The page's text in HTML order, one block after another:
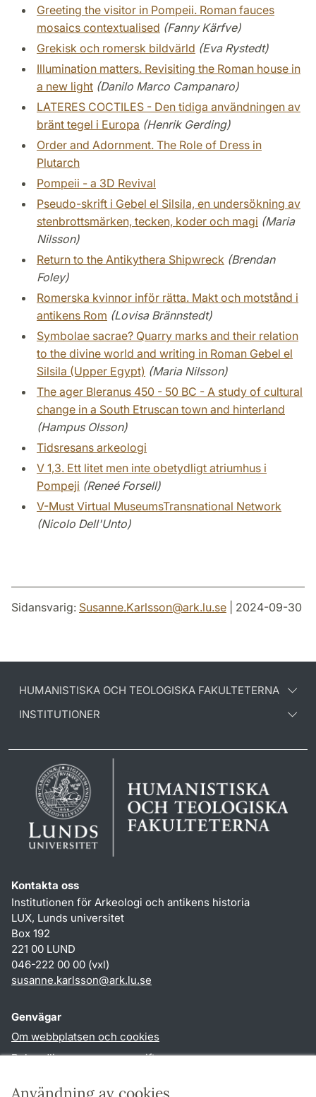
Användning av cookies
Greeting the visitor in Pompeii. Roman fauces
mosaics contextualised (Fanny Kärfve)
Grekisk och romersk bildvärld (Eva Rystedt)
Illumination matters. Revisiting the Roman house in
a new light (Danilo Marco Campanaro)
LATERES COCTILES - Den tidiga användningen av
bränt tegel i Europa (Henrik Gerding)
Order and Adornment. The Role of Dress in
Plutarch
Pompeii - a 3D Revival
Pseudo-skrift i Gebel el Silsila, en undersökning av
stenbrottsmärken, tecken, koder och magi (Maria
Nilsson)
Return to the Antikythera Shipwreck (Brendan
Foley)
Romerska kvinnor inför rätta. Makt och motstånd i
antikens Rom (Lovisa Brännstedt)
Symbolae sacrae? Quarry marks and their relation
to the divine world and writing in Roman Gebel el
Silsila (Upper Egypt) (Maria Nilsson)
The ager Bleranus 450 - 50 BC - A study of cultural
change in a South Etruscan town and hinterland
(Hampus Olsson)
Tidsresans arkeologi
V 1,3. Ett litet men inte obetydligt atriumhus i
Pompeji (Reneé Forsell)
V-Must Virtual MuseumsTransnational Network
(Nicolo Dell'Unto)
Sidansvarig: Susanne.Karlsson@ark.lu.se | 2024-09-30
HUMANISTISKA OCH TEOLOGISKA FAKULTETERNA
INSTITUTIONER
Kontakta oss
Institutionen för Arkeologi och antikens historia
LUX, Lunds universitet
Box 192
221 00 LUND
046-222 00 00 (vxl)
susanne.karlsson@ark.lu.se
Genvägar
Om webbplatsen och cookies
Behandling av personuppgifter